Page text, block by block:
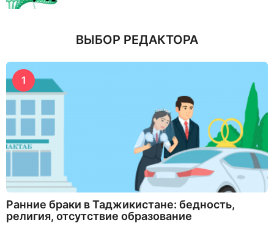
ВЫБОР РЕДАКТОРА
1
Ранние браки в Таджикистане: бедность,
религия, отсутствие образование